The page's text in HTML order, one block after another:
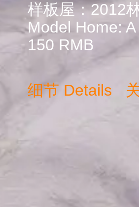
样板屋：2012
Model Home:
150 RMB
细节 Details